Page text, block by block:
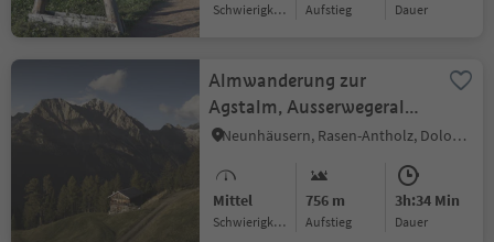
Schwierigkeitsgrad Aufstieg Dauer
Almwanderung zur
Agstalm, Ausserwegeralm
und Pichleralm
Neunhäusern, Rasen-Antholz, Dolomitenregion Kronplatz
Mittel
Schwierigkeitsgrad
756 m
Aufstieg
3h:34 Min
Dauer